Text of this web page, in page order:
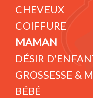
CHEVEUX
COIFFURE
MAMAN
DÉSIR
GROSSESSE &
BÉBÉ